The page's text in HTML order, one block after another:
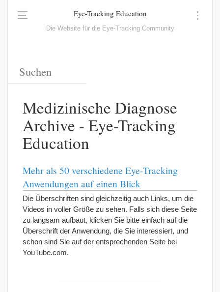
Eye-Tracking Education
Die Website für die Eye-Tracking Community
Medizinische Diagnose
Archive - Eye-Tracking
Education
Mehr als 50 verschiedene Eye-Tracking
Anwendungen auf einen Blick
Die Überschriften sind gleichzeitig auch Links, um die
Videos in voller Größe zu sehen. Falls sich diese Seite
zu langsam aufbaut, klicken Sie bitte einfach auf die
Überschrift der Anwendung, die Sie interessiert, und
schon sind Sie auf der entsprechenden Seite bei
YouTube.com.